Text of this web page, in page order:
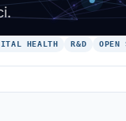
HEALTH R&D OPEN